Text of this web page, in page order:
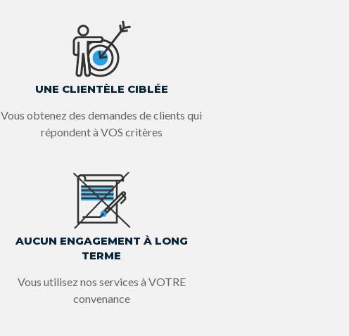
UNE CLIENTÈLE CIBLÉE
Vous obtenez des demandes de clients qui
répondent à VOS critères
AUCUN ENGAGEMENT À LONG
TERME
Vous utilisez nos services à VOTRE
convenance